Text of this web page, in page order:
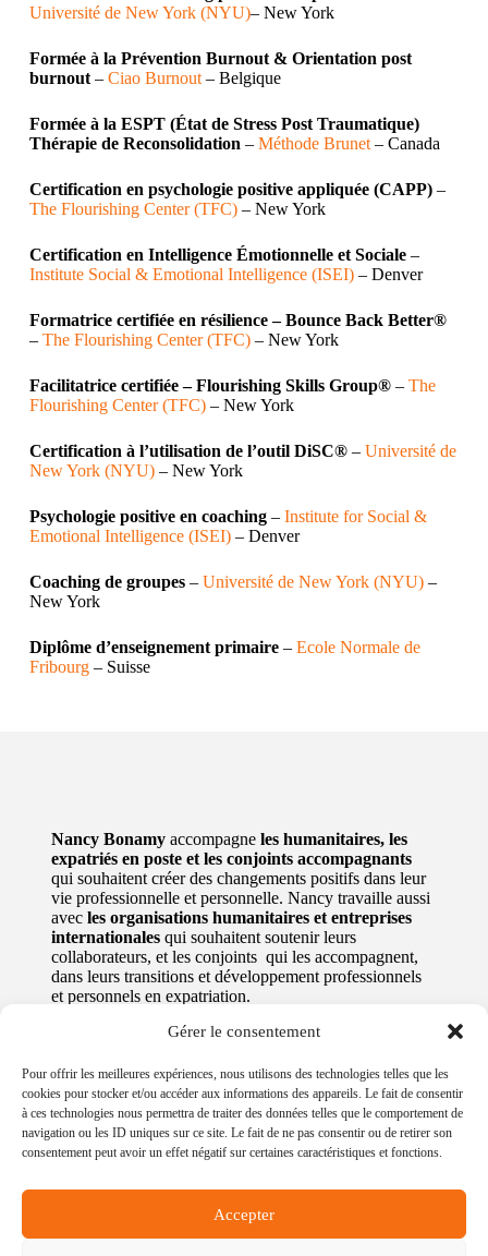
Gérer le consentement
Pour offrir les meilleures expériences, nous utilisons des technologies telles que les
cookies pour stocker et/ou accéder aux informations des appareils. Le fait de consentir
à ces technologies nous permettra de traiter des données telles que le comportement de
navigation ou les ID uniques sur ce site. Le fait de ne pas consentir ou de retirer son
consentement peut avoir un effet négatif sur certaines caractéristiques et fonctions.
Accepter
Université de New York (NYU)– New York
Formée à la Prévention Burnout & Orientation post
burnout– Ciao Burnout– Belgique
Formée à la ESPT (État de Stress Post Traumatique)
Thérapie de Reconsolidation – Méthode Brunet– Canada
Certification en psychologie positive appliquée (CAPP)–
The Flourishing Center (TFC)– New York
Certification en Intelligence Émotionnelle et Sociale–
Institute Social & Emotional Intelligence (ISEI)– Denver
Formatrice certifiée en résilience – Bounce Back Better®
– The Flourishing Center (TFC)– New York
Facilitatrice certifiée – Flourishing Skills Group®– The
Flourishing Center (TFC)– New York
Certification à l’utilisation de l’outil DiSC®– Université de
New York (NYU)– New York
Psychologie positive en coaching– Institute for Social &
Emotional Intelligence (ISEI)– Denver
Coaching de groupes– Université de New York (NYU)–
New York
​Diplôme d’enseignement primaire– Ecole Normale de
Fribourg– Suisse
Nancy Bonamy accompagne les humanitaires, les
expatriés en poste et les conjoints accompagnants
qui souhaitent créer des changements positifs dans leur
vie professionnelle et personnelle. Nancy travaille aussi
avec les organisations humanitaires et entreprises
internationales qui souhaitent soutenir leurs
collaborateurs, et les conjoints qui les accompagnent,
dans leurs transitions et développement professionnels
et personnels en expatriation.
Inscris-toi à ma
newsletter pour de
l’inspiration, des déclics
​Rencontrons-nous pour
évaluer ensemble si mes
programmes
Je prends